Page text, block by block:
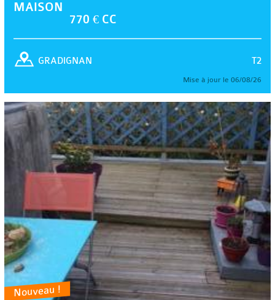
MAISON
770 € CC
T2
GRADIGNAN
Mise à jour le 06/08/26
Nouveau !